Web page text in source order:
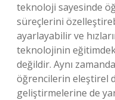
teknoloji sayesinde
süreçlerini
ayarlayabilir ve
teknolojinin
değildir. Aynı
öğrencilerin eleştirel
geliştirmelerine de